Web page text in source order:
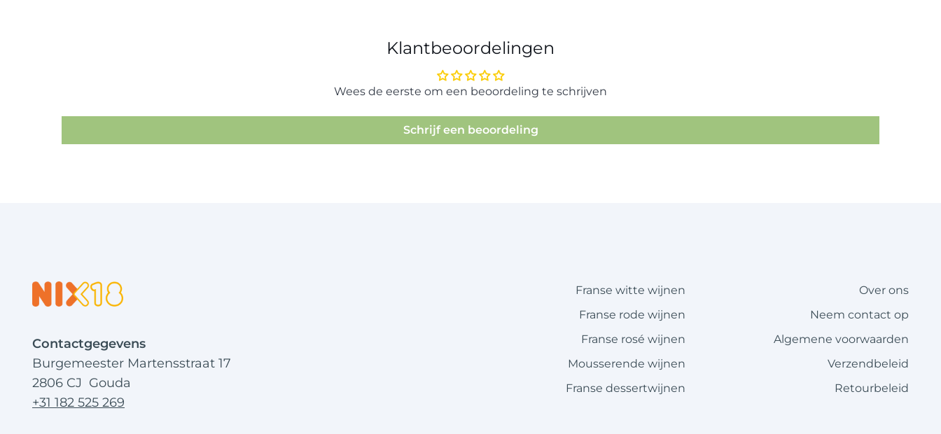
Klantbeoordelingen
Wees de eerste om een beoordeling te schrijven
Schrijf een beoordeling
Contactgegevens
Burgemeester Martensstraat 17
2806 CJ Gouda
+31 182 525 269
Franse witte wijnen
Franse rode wijnen
Franse rosé wijnen
Mousserende wijnen
Franse dessertwijnen
Over ons
Neem contact op
Algemene voorwaarden
Verzendbeleid
Retourbeleid